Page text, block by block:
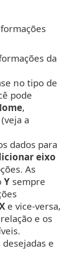
da
no tipo de
pode
,
(veja a
dados para
eixo
As
Y sempre
e vice-versa,
e os
e